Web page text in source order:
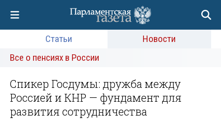
Статьи
Новости
Все о пенсиях в России
Спикер Госдумы: дружба между
Россией и КНР — фундамент для
развития сотрудничества